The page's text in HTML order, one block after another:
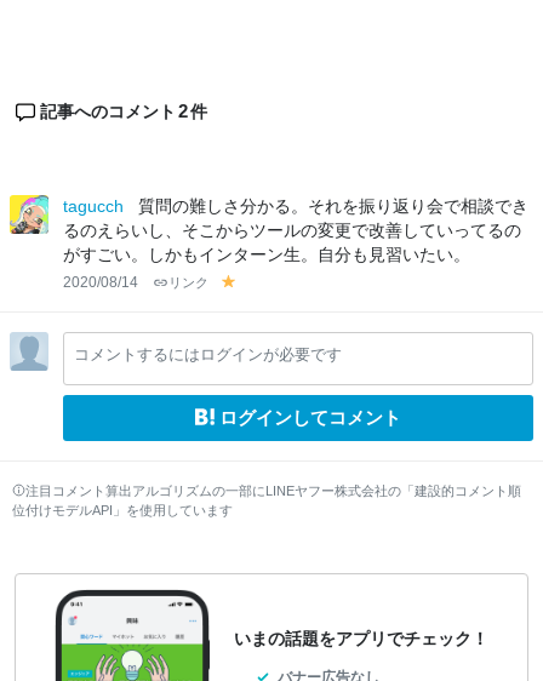
記事へのコメント 2件
tagucch
質問の難しさ分かる。それを振り返り会で相談でき
るのえらいし、そこからツールの変更で改善していってるの
がすごい。しかもインターン生。自分も見習いたい。
2020/08/14 リンク
lo
w
コメントするにはログインが必要です
ログインしてコメント
注目コメント算出アルゴリズムの一部にLINEヤフー株式会社の「建設的コメント順
位付けモデルAPI」を使用しています
いまの話題をアプリでチェック！